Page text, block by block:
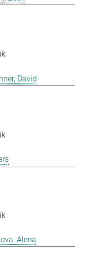
David
Alena